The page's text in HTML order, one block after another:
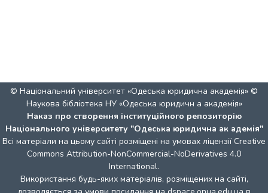
© Національний університет «Одеська юридична академія» ©
Наукова бібліотека НУ «Одеська юридичн а академія»
Наказ про створення інституційного репозиторію
Національного університету "Одеська юридична ак адемія"
Всі матеріали на цьому сайті розміщені на умовах ліцензії Creative
Commons Attribution-NonCommercial-NoDerivatives 4.0
International.
Використання будь-яких матеріалів, розміщених на сайті,